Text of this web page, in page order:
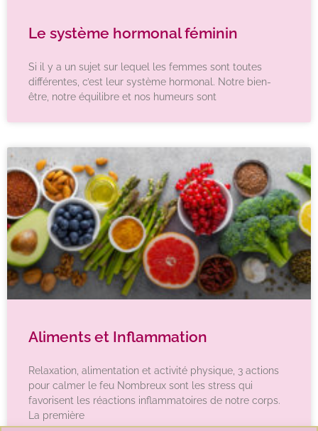
Le système hormonal féminin
Si il y a un sujet sur lequel les femmes sont toutes
différentes, c’est leur système hormonal. Notre bien-
être, notre équilibre et nos humeurs sont
Aliments et Inflammation
Relaxation, alimentation et activité physique, 3 actions
pour calmer le feu Nombreux sont les stress qui
favorisent les réactions inflammatoires de notre corps.
La première